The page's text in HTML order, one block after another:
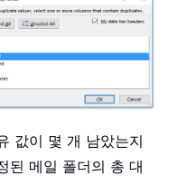
값이 몇 개 남았는지
된 메일 폴더의 총 대